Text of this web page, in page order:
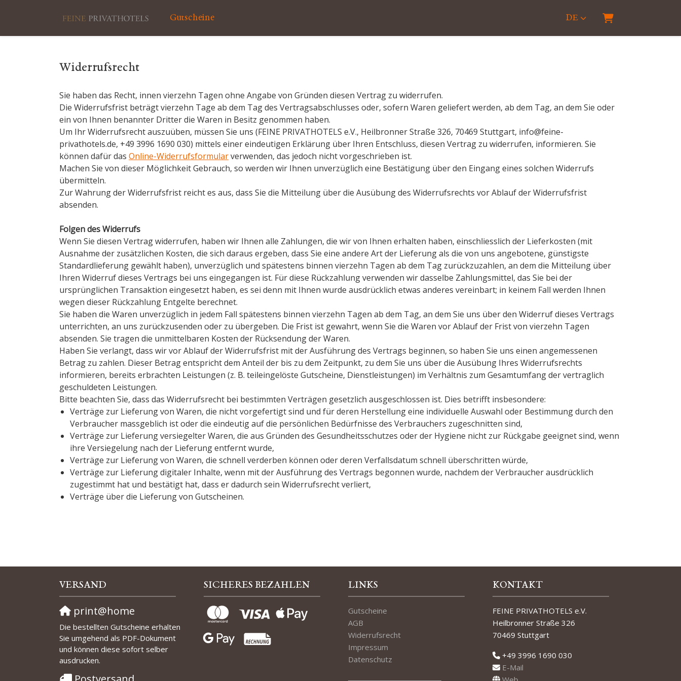
Gutscheine DE
Warenkorb
Widerrufsrecht
Sie haben das Recht, innen vierzehn Tagen ohne Angabe von Gründen diesen Vertrag zu widerrufen.
Die Widerrufsfrist beträgt vierzehn Tage ab dem Tag des Vertragsabschlusses oder, sofern Waren geliefert werden, ab dem Tag, an dem Sie oder
ein von Ihnen benannter Dritter die Waren in Besitz genommen haben.
Um Ihr Widerrufsrecht auszuüben, müssen Sie uns (FEINE PRIVATHOTELS e.V., Heilbronner Straße 326, 70469 Stuttgart, info@feine-
privathotels.de, +49 3996 1690 030) mittels einer eindeutigen Erklärung über Ihren Entschluss, diesen Vertrag zu widerrufen, informieren. Sie
können dafür das Online-Widerrufsformularverwenden, das jedoch nicht vorgeschrieben ist.
Machen Sie von dieser Möglichkeit Gebrauch, so werden wir Ihnen unverzüglich eine Bestätigung über den Eingang eines solchen Widerrufs
übermitteln.
Zur Wahrung der Widerrufsfrist reicht es aus, dass Sie die Mitteilung über die Ausübung des Widerrufsrechts vor Ablauf der Widerrufsfrist
absenden.
Folgen des Widerrufs
Wenn Sie diesen Vertrag widerrufen, haben wir Ihnen alle Zahlungen, die wir von Ihnen erhalten haben, einschliesslich der Lieferkosten (mit
Ausnahme der zusätzlichen Kosten, die sich daraus ergeben, dass Sie eine andere Art der Lieferung als die von uns angebotene, günstigste
Standardlieferung gewählt haben), unverzüglich und spätestens binnen vierzehn Tagen ab dem Tag zurückzuzahlen, an dem die Mitteilung über
Ihren Widerruf dieses Vertrags bei uns eingegangen ist. Für diese Rückzahlung verwenden wir dasselbe Zahlungsmittel, das Sie bei der
ursprünglichen Transaktion eingesetzt haben, es sei denn mit Ihnen wurde ausdrücklich etwas anderes vereinbart; in keinem Fall werden Ihnen
wegen dieser Rückzahlung Entgelte berechnet.
Sie haben die Waren unverzüglich in jedem Fall spätestens binnen vierzehn Tagen ab dem Tag, an dem Sie uns über den Widerruf dieses Vertrags
unterrichten, an uns zurückzusenden oder zu übergeben. Die Frist ist gewahrt, wenn Sie die Waren vor Ablauf der Frist von vierzehn Tagen
absenden. Sie tragen die unmittelbaren Kosten der Rücksendung der Waren.
Haben Sie verlangt, dass wir vor Ablauf der Widerrufsfrist mit der Ausführung des Vertrags beginnen, so haben Sie uns einen angemessenen
Betrag zu zahlen. Dieser Betrag entspricht dem Anteil der bis zu dem Zeitpunkt, zu dem Sie uns über die Ausübung Ihres Widerrufsrechts
informieren, bereits erbrachten Leistungen (z. B. teileingelöste Gutscheine, Dienstleistungen) im Verhältnis zum Gesamtumfang der vertraglich
geschuldeten Leistungen.
Bitte beachten Sie, dass das Widerrufsrecht bei bestimmten Verträgen gesetzlich ausgeschlossen ist. Dies betrifft insbesondere:
Verträge zur Lieferung von Waren, die nicht vorgefertigt sind und für deren Herstellung eine individuelle Auswahl oder Bestimmung durch den
Verbraucher massgeblich ist oder die eindeutig auf die persönlichen Bedürfnisse des Verbrauchers zugeschnitten sind,
Verträge zur Lieferung versiegelter Waren, die aus Gründen des Gesundheitsschutzes oder der Hygiene nicht zur Rückgabe geeignet sind, wenn
ihre Versiegelung nach der Lieferung entfernt wurde,
Verträge zur Lieferung von Waren, die schnell verderben können oder deren Verfallsdatum schnell überschritten würde,
Verträge zur Lieferung digitaler Inhalte, wenn mit der Ausführung des Vertrags begonnen wurde, nachdem der Verbraucher ausdrücklich
zugestimmt hat und bestätigt hat, dass er dadurch sein Widerrufsrecht verliert,
Verträge über die Lieferung von Gutscheinen.
VERSAND
print@home
Die bestellten Gutscheine erhalten
Sie umgehend als PDF-Dokument
und können diese sofort selber
ausdrucken.
SICHERES BEZAHLEN LINKS
Gutscheine
AGB
Widerrufsrecht
Impressum
Datenschutz
KONTAKT
FEINE PRIVATHOTELS e.V.
Heilbronner Straße 326
70469 Stuttgart
+49 3996 1690 030
E-Mail